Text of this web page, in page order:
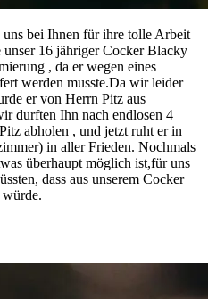
bei Ihnen für ihre tolle Arbeit
16 jähriger Cocker Blacky
, da er wegen eines
werden musste.Da wir leider
er von Herrn Pitz aus
durften Ihn nach endlosen 4
abholen , und jetzt ruht er in
in aller Frieden. Nochmals
überhaupt möglich ist,für uns
dass aus unserem Cocker
würde.